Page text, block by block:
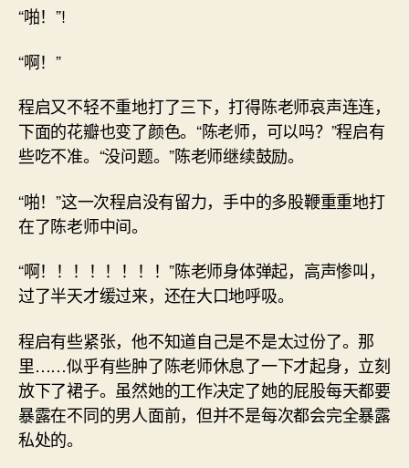
“啪！”!
“啊！”
程启又不轻不重地打了三下，打得陈老师哀声连连，
下面的花瓣也变了颜色。“陈老师，可以吗？”程启有
些吃不准。“没问题。”陈老师继续鼓励。
“啪！”这一次程启没有留力，手中的多股鞭重重地打
在了陈老师中间。
“啊！！！！！！！！”陈老师身体弹起，高声惨叫，
过了半天才缓过来，还在大口地呼吸。
程启有些紧张，他不知道自己是不是太过份了。那
里……似乎有些肿了陈老师休息了一下才起身，立刻
放下了裙子。虽然她的工作决定了她的屁股每天都要
暴露在不同的男人面前，但并不是每次都会完全暴露
私处的。